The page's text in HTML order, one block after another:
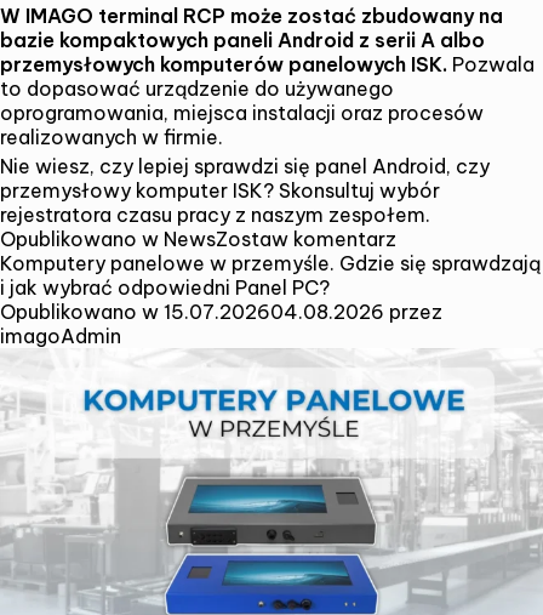
W IMAGO terminal RCP może zostać zbudowany na
bazie kompaktowych paneli Android z serii A albo
przemysłowych komputerów panelowych ISK. Pozwala
to dopasować urządzenie do używanego
oprogramowania, miejsca instalacji oraz procesów
realizowanych w firmie.
Nie wiesz, czy lepiej sprawdzi się panel Android, czy
przemysłowy komputer ISK? Skonsultuj wybór
rejestratora czasu pracy z naszym zespołem.
Opublikowano w NewsZostaw komentarz
temat
czasu
Jak
wybrać
i
warto
wiedzieć?
Komputery panelowe w przemyśle. Gdzie się sprawdzają
i jak wybrać odpowiedni Panel PC?
Opublikowano w 15.07.202604.08.2026 przez
imagoAdmin